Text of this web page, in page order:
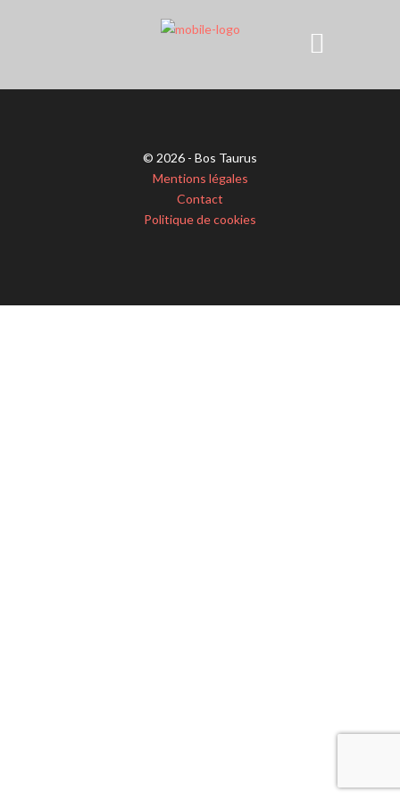
© 2026 - Bos Taurus
Mentions légales
Contact
Politique de cookies